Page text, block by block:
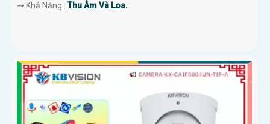
️⇝ Khả Năng :Thu Âm Và Loa.